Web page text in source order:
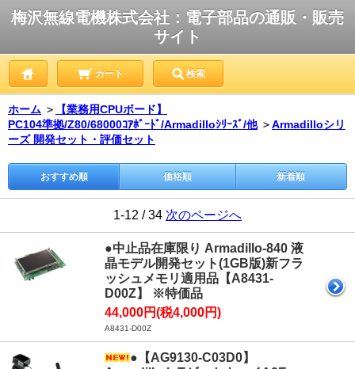
梅沢無線電機株式会社：電子部品の通販・販売
サイト
カート 検索
ホーム ＞
【業務用CPUボード】
PC104準拠/Z80/68000ｺｱﾎﾞｰﾄﾞ/Armadilloｼﾘｰｽﾞ/他 ＞Armadilloシリ
ーズ 開発セット・評価セット
おすすめ順 価格順 新着順
1-12 / 34 次のページへ
●中止品在庫限り Armadillo-840 液
晶モデル開発セット(1GB版)新フラ
ッシュメモリ適用品【A8431-
D00Z】 ※特価品
44,000円(税4,000円)
A8431-D00Z
●【AG9130-C03D0】